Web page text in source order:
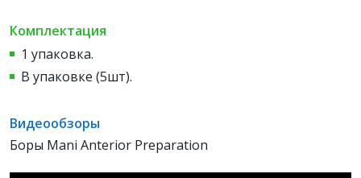
Комплектация
1 упаковка.
В упаковке (5шт).
Видеообзоры
Боры Mani Anterior Preparation